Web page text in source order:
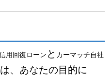
用回復ローン と カーマッチ自社
、あなたの目的に